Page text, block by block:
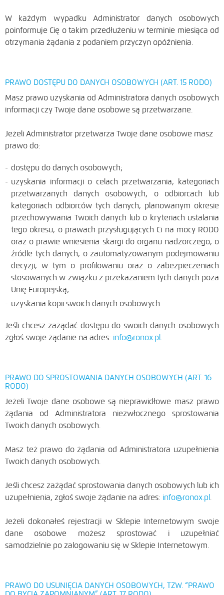
W każdym wypadku Administrator danych osobowych
poinformuje Cię o takim przedłużeniu w terminie miesiąca od
otrzymania żądania z podaniem przyczyn opóźnienia.
PRAWO DOSTĘPU DO DANYCH OSOBOWYCH (ART. 15 RODO)
Masz prawo uzyskania od Administratora danych osobowych
informacji czy Twoje dane osobowe są przetwarzane.
Jeżeli Administrator przetwarza Twoje dane osobowe masz
prawo do:
dostępu do danych osobowych;
uzyskania informacji o celach przetwarzania, kategoriach
przetwarzanych danych osobowych, o odbiorcach lub
kategoriach odbiorców tych danych, planowanym okresie
przechowywania Twoich danych lub o kryteriach ustalania
tego okresu, o prawach przysługujących Ci na mocy RODO
oraz o prawie wniesienia skargi do organu nadzorczego, o
źródle tych danych, o zautomatyzowanym podejmowaniu
decyzji, w tym o profilowaniu oraz o zabezpieczeniach
stosowanych w związku z przekazaniem tych danych poza
Unię Europejską;
uzyskania kopii swoich danych osobowych.
Jeśli chcesz zażądać dostępu do swoich danych osobowych
zgłoś swoje żądanie na adres: info@ronox.pl.
PRAWO DO SPROSTOWANIA DANYCH OSOBOWYCH (ART. 16
RODO)
Jeżeli Twoje dane osobowe są nieprawidłowe masz prawo
żądania od Administratora niezwłocznego sprostowania
Twoich danych osobowych.
Masz też prawo do żądania od Administratora uzupełnienia
Twoich danych osobowych.
Jeśli chcesz zażądać sprostowania danych osobowych lub ich
uzupełnienia, zgłoś swoje żądanie na adres: info@ronox.pl.
Jeżeli dokonałeś rejestracji w Sklepie Internetowym swoje
dane osobowe możesz sprostować i uzupełniać
samodzielnie po zalogowaniu się w Sklepie Internetowym.
PRAWO DO USUNIĘCIA DANYCH OSOBOWYCH, TZW. “PRAWO